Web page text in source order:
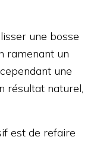
une bosse
ramenant un
une
résultat naturel,
est de refaire